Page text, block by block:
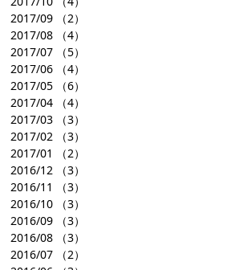
2017/09 （2）
2017/08 （4）
2017/07 （5）
2017/06 （4）
2017/05 （6）
2017/04 （4）
2017/03 （3）
2017/02 （3）
2017/01
（2）
2016/12 （3）
2016/11
（3）
2016/10 （3）
2016/09 （3）
2016/08 （3）
2016/07 （2）